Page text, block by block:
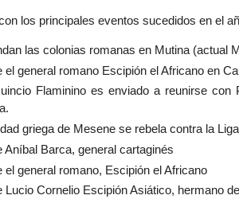
los principales eventos sucedidos en el
las colonias romanas en Mutina (actual
el general romano Escipión el Africano en
Flaminino es enviado a reunirse
griega de Mesene se rebela contra la
Aníbal Barca, general cartaginés
el general romano, Escipión el Africano
Lucio Cornelio Escipión Asiático, hermano